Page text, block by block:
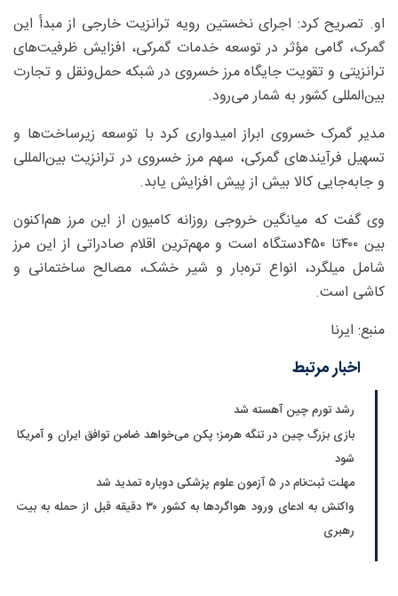
او. تصریح کرد: اجرای نخستین رویه ترانزیت خارجی از مبدأ این
گمرک، گامی مؤثر در توسعه خدمات گمرکی، افزایش ظرفیت‌های
ترانزیتی و تقویت جایگاه مرز خسروی در شبکه حمل‌ونقل و تجارت
بین‌المللی کشور به شمار می‌رود.
مدیر گمرک خسروی ابراز امیدواری کرد با توسعه زیرساخت‌ها و
تسهیل فرآیندهای گمرکی، سهم مرز خسروی در ترانزیت بین‌المللی
و جابه‌جایی کالا بیش از پیش افزایش یابد.
وی گفت که میانگین خروجی روزانه کامیون از این مرز هم‌اکنون
بین ۴۰۰تا ۴۵۰دستگاه است و مهم‌ترین اقلام صادراتی از این مرز
شامل میلگرد، انواع تره‌بار و شیر خشک، مصالح ساختمانی و
کاشی است.
منبع: ایرنا
اخبار مرتبط
رشد تورم چین آهسته شد
بازی بزرگ چین در تنگه هرمز؛ پکن می‌خواهد ضامن توافق ایران و آمریکا
شود
مهلت ثبت‌نام در ۵ آزمون علوم پزشکی دوباره تمدید شد
واکنش به ادعای ورود هواگردها به کشور ۳۰ دقیقه قبل از حمله به بیت
رهبری